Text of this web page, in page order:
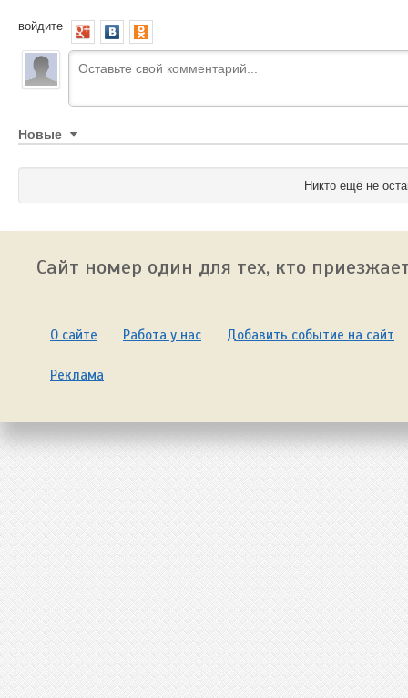
войдите
Новые
Никто ещё не
Сайт номер один для тех, кто
О сайте Работа у нас Добавить событие на сайт
Реклама